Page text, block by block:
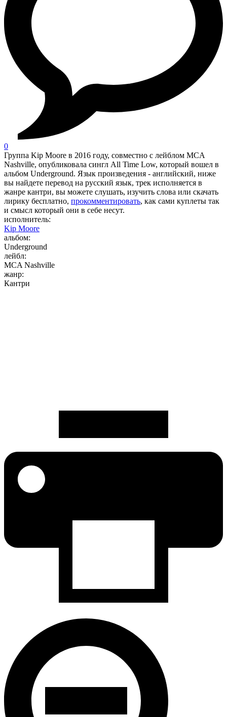
0
Группа Kip Moore в 2016 году, совместно с лейблом MCA
Nashville, опубликовала сингл All Time Low, который вошел в
альбом Underground. Язык произведения - английский, ниже
вы найдете перевод на русский язык, трек исполняется в
жанре кантри, вы можете слушать, изучить слова или скачать
лирику бесплатно, прокомментировать, как сами куплеты так
и смысл который они в себе несут.
исполнитель:
Kip Moore
альбом:
Underground
лейбл:
MCA Nashville
жанр:
Кантри